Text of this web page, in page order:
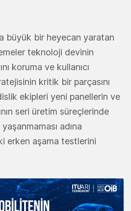
büyük bir heyecan yaratan
teknoloji devinin
koruma ve kullanıcı
kritik bir parçasını
ekipleri yeni panellerin ve
seri üretim süreçlerinde
adına
erken aşama testlerini